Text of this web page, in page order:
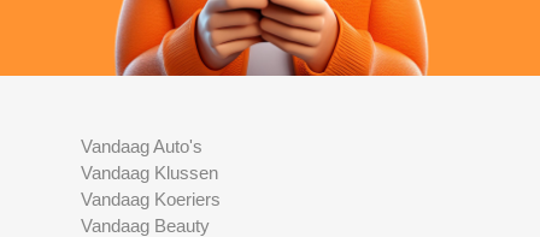
Vandaag Auto's
Vandaag Klussen
Vandaag Koeriers
Vandaag Beauty